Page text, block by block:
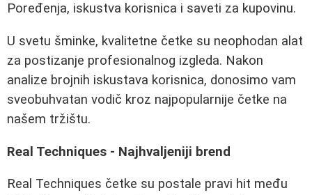
Poređenja, iskustva korisnica i saveti za kupovinu.
U svetu šminke, kvalitetne četke su neophodan alat
za postizanje profesionalnog izgleda. Nakon
analize brojnih iskustava korisnica, donosimo vam
sveobuhvatan vodič kroz najpopularnije četke na
našem tržištu.
Real Techniques - Najhvaljeniji brend
Real Techniques četke su postale pravi hit među